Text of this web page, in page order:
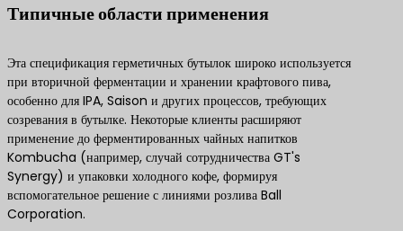
Типичные области применения
Эта спецификация герметичных бутылок широко используется
при вторичной ферментации и хранении крафтового пива,
особенно для IPA, Saison и других процессов, требующих
созревания в бутылке. Некоторые клиенты расширяют
применение до ферментированных чайных напитков
Kombucha (например, случай сотрудничества GT's
Synergy) и упаковки холодного кофе, формируя
вспомогательное решение с линиями розлива Ball
Corporation.